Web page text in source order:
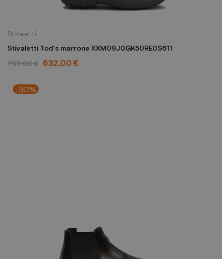
Stivaletti
Stivaletti Tod's marrone XXM09J0GK50RE0S611
790,00 € 632,00 €
-30%